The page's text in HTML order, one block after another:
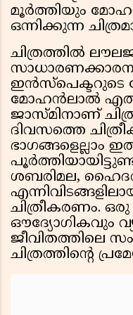
മൂർത്തിയും
ഒന്നിക്കുന്ന
ചിത്രത്തിൽ
ഇൻസ്പെക്ടറുടെ
മോഹൻലാൽ
ജാസ്മിനാണ്
ദിവസത്തെ
ഭാഗങ്ങളെല്ലാം
ശബരിമല,
ചിത്രീകരണം.
ഔദ്യോഗികവും
ജീവിതത്തിലെ
ചിത്രത്തിന്റെ